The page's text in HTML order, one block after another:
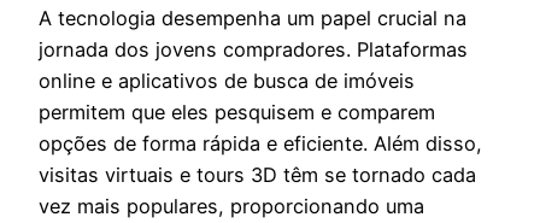
A tecnologia desempenha um papel crucial na
jornada dos jovens compradores. Plataformas
online e aplicativos de busca de imóveis
permitem que eles pesquisem e comparem
opções de forma rápida e eficiente. Além disso,
visitas virtuais e tours 3D têm se tornado cada
vez mais populares, proporcionando uma